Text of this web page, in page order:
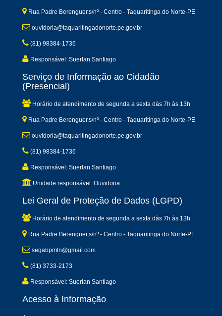
Rua Padre Berenguer,s/nº - Centro - Taquaritinga do Norte-PE
ouvidoria@taquaritingadonorte.pe.gov.br
(81) 98384-1736
Responsável: Suerlan Santiago
Serviço de Informação ao Cidadão
(Presencial)
Horário de atendimento de segunda a sexta dàs 7h às 13h
Rua Padre Berenguer,s/nº - Centro - Taquaritinga do Norte-PE
ouvidoria@taquaritingadonorte.pe.gov.br
(81) 98384-1736
Responsável: Suerlan Santiago
Unidade responsável: Ouvidoria
Lei Geral de Proteção de Dados (LGPD)
Horário de atendimento de segunda a sexta dàs 7h às 13h
Rua Padre Berenguer,s/nº - Centro - Taquaritinga do Norte-PE
segabpmtn@gmail.com
(81) 3733-2173
Responsável: Suerlan Santiago
Acesso à Informação